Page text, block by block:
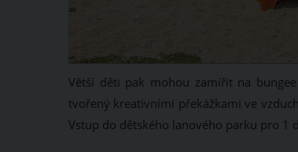
Větší děti pak mohou zamířit na
tvořený kreativními překážkami ve
Vstup do dětského lanového parku pro 1